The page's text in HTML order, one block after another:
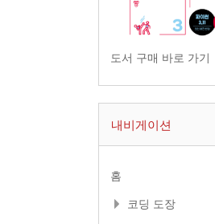
도서 구매 바로 가기
내비게이션
홈
코딩 도장